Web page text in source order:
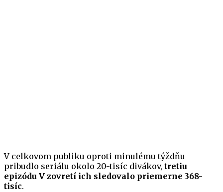
V celkovom publiku oproti minulému týždňu
pribudlo seriálu okolo 20-tisíc divákov, tretiu
epizódu V zovretí ich sledovalo priemerne 368-
tisíc.